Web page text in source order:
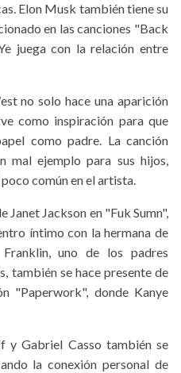
Elon Musk también tiene su
en las canciones "Back
juega con la relación entre
no solo hace una aparición
como inspiración para que
como padre. La canción
mal ejemplo para sus hijos,
común en el artista.
Janet Jackson en "Fuk Sumn",
íntimo con la hermana de
uno de los padres
también se hace presente de
"Paperwork", donde Kanye
y Gabriel Casso también se
la conexión personal de